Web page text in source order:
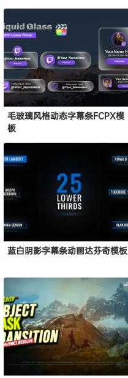
毛玻璃风格动态字幕条FCPX模
板
蓝白阴影字幕条动画达芬奇模板